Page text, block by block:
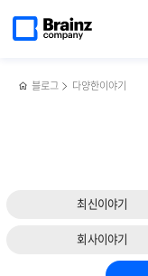
페이지로
블로그 다양한이야기
최신이야기
회사이야기